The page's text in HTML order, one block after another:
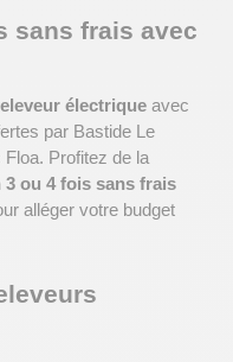
sans frais avec
électrique avec
par Bastide Le
Profitez de la
ou 4 fois sans frais
alléger votre budget